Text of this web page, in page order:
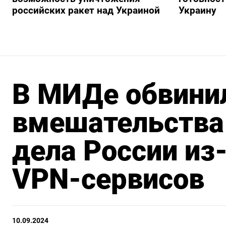
российских ракет над Украиной
Украину
В МИДе
дела России
VPN-сервисов
10.09.2024